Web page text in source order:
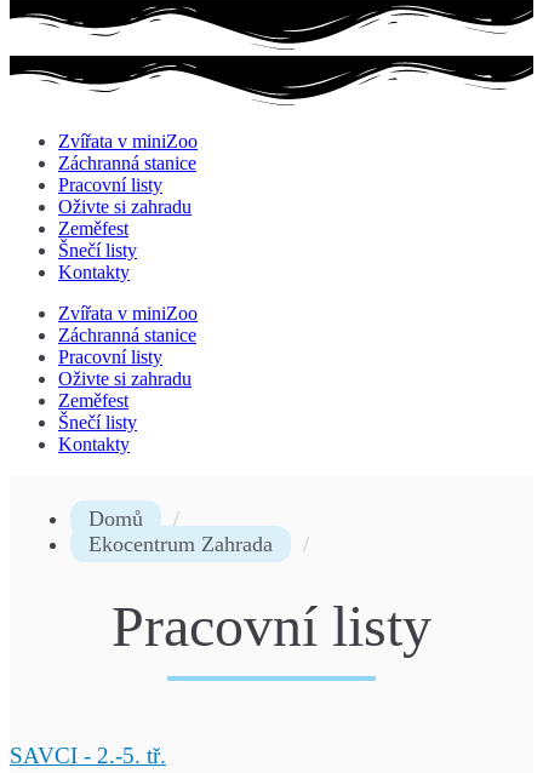
Zvířata v miniZoo
Záchranná stanice
Pracovní listy
Oživte si zahradu
Zeměfest
Šnečí listy
Kontakty
Zvířata v miniZoo
Záchranná stanice
Pracovní listy
Oživte si zahradu
Zeměfest
Šnečí listy
Kontakty
Domů
Ekocentrum Zahrada
Pracovní listy
SAVCI - 2.-5. tř.